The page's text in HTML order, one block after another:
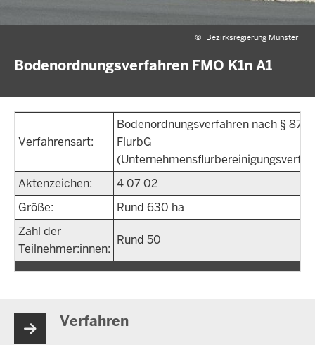
© Bezirksregierung Münster
Bodenordnungsverfahren FMO K1n A1
Verfahrensart:
Bodenordnungsverfahren nach § 87
FlurbG
Aktenzeichen:
4 07 02
Größe:
Rund 630 ha
Zahl der
Teilnehmer:innen:
Rund 50
Verfahren